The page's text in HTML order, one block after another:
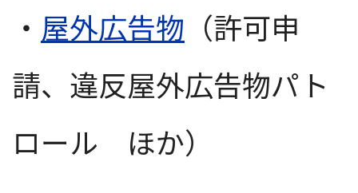
・ 屋外広告物 （許可申
請、違反屋外広告物パト
ロール ほか）